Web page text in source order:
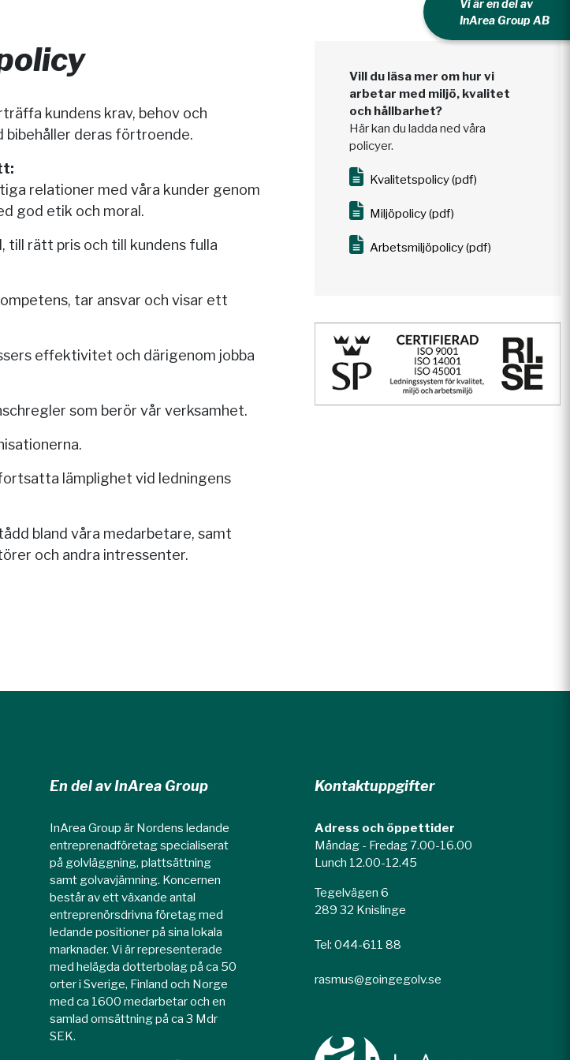
Vi är en del av
InArea Group AB
kundens krav, behov och
deras förtroende.
relationer med våra kunder genom
god etik och moral.
till rätt pris och till kundens fulla
tar ansvar och visar ett
effektivitet och därigenom jobba
som berör vår verksamhet.
lämplighet vid ledningens
bland våra medarbetare, samt
och andra intressenter.
Vill du läsa mer om hur vi
arbetar med miljö, kvalitet
och hållbarhet?
Här kan du ladda ned våra
policyer.
Kvalitetspolicy (pdf)
Miljöpolicy (pdf)
Arbetsmiljöpolicy (pdf)
En del av InArea Group
InArea Group är Nordens ledande
entreprenadföretag specialiserat
på golvläggning, plattsättning
samt golvavjämning. Koncernen
består av ett växande antal
entreprenörsdrivna företag med
ledande positioner på sina lokala
marknader. Vi är representerade
med helägda dotterbolag på ca 50
orter i Sverige, Finland och Norge
med ca 1600 medarbetar och en
samlad omsättning på ca 3 Mdr
SEK.
Kontaktuppgifter
Adress och öppettider
Måndag - Fredag 7.00-16.00
Lunch 12.00-12.45
Tegelvägen 6
289 32 Knislinge
Tel: 044-611 88
rasmus@goingegolv.se